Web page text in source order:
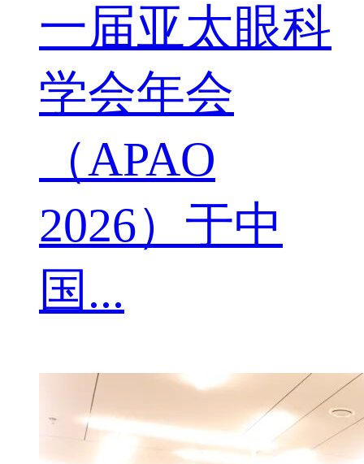
一届亚太眼科
学会年会
（APAO
2026）于中
国...